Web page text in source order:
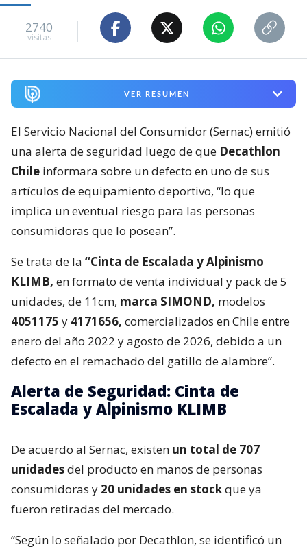
2740
visitas
VER RESUMEN
El Servicio Nacional del Consumidor (Sernac) emitió
una alerta de seguridad luego de que Decathlon
Chile informara sobre un defecto en uno de sus
artículos de equipamiento deportivo, “lo que
implica un eventual riesgo para las personas
consumidoras que lo posean”.
Se trata de la “Cinta de Escalada y Alpinismo
KLIMB, en formato de venta individual y pack de 5
unidades, de 11cm, marca SIMOND, modelos
4051175 y 4171656, comercializados en Chile entre
enero del año 2022 y agosto de 2026, debido a un
defecto en el remachado del gatillo de alambre”.
Alerta de Seguridad: Cinta de
Escalada y Alpinismo KLIMB
De acuerdo al Sernac, existen un total de 707
unidadesdel producto en manos de personas
consumidoras y 20 unidades en stockque ya
fueron retiradas del mercado.
“Según lo señalado por Decathlon, se identificó un